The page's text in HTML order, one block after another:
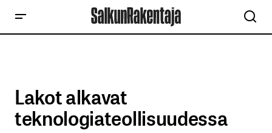
Lakot alkavat
teknologiateollisuudessa